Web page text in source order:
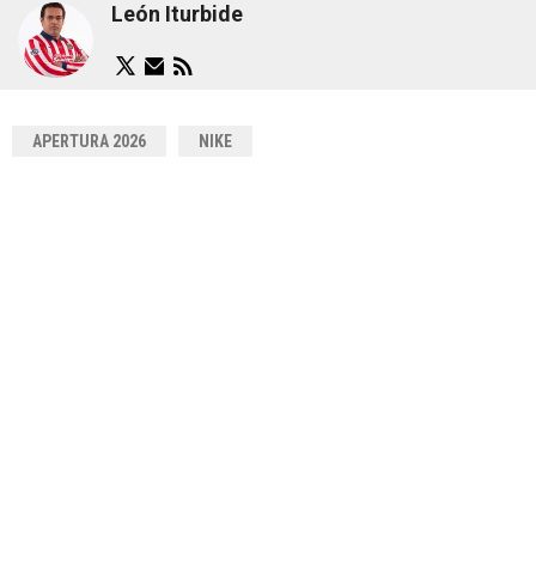
León Iturbide
APERTURA 2026 NIKE